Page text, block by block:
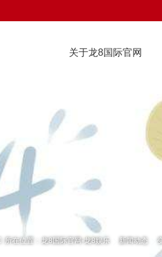
关于龙8国际官网
所在位置： 龙8国际官网-龙8娱乐 新闻动态